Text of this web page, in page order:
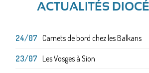
ACTUALITÉS
24/07 Carnets de bord chez les Balkans
23/07 Les Vosges à Sion